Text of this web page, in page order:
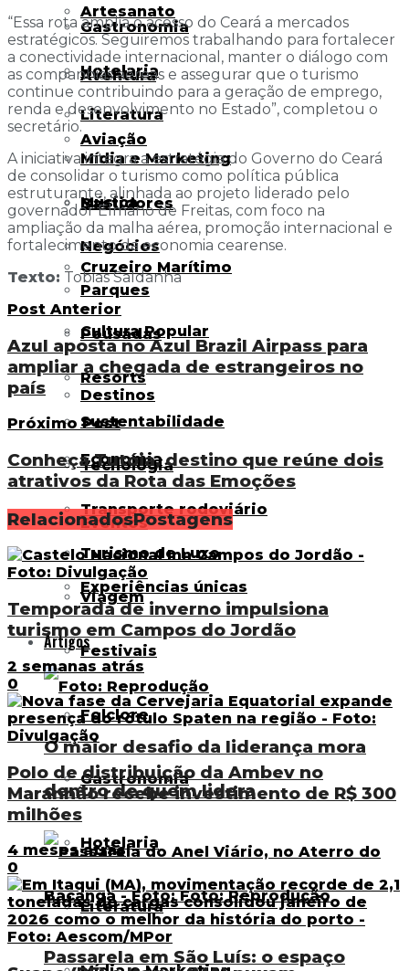
Gastronomia
Hotelaria
Literatura
Mídia e Marketing
Música
Negócios
Parques
Pousadas
Resorts
Sustentabilidade
Tecnologia
Transporte rodoviário
Turismo de Luxo
Viagem
Artigos
O maior desafio da liderança mora
dentro de quem lidera
Passarela em São Luís: o espaço
Artesanato
Aventura
Aviação
Bastidores
Cruzeiro Marítimo
Cultura Popular
Destinos
Economia
Eventos
Experiências únicas
Festivais
Folclore
Gastronomia
Hotelaria
Literatura
“Essa rota amplia o acesso do Ceará a mercados
estratégicos. Seguiremos trabalhando para fortalecer
a conectividade internacional, manter o diálogo com
as companhias aéreas e assegurar que o turismo
continue contribuindo para a geração de emprego,
renda e desenvolvimento no Estado”, completou o
secretário.
A iniciativa integra a estratégia do Governo do Ceará
de consolidar o turismo como política pública
estruturante, alinhada ao projeto liderado pelo
governador Elmano de Freitas, com foco na
ampliação da malha aérea, promoção internacional e
fortalecimento da economia cearense.
Texto: Tobias Saldanha
Post Anterior
Azul aposta no Azul Brazil Airpass para
ampliar a chegada de estrangeiros no
país
Próximo Post
Conheça Tutóia, destino que reúne dois
atrativos da Rota das Emoções
RelacionadosPostagens
Temporada de inverno impulsiona
turismo em Campos do Jordão
2 semanas atrás
0
Polo de distribuição da Ambev no
Maranhão recebe investimento de R$ 300
milhões
4 meses atrás
0